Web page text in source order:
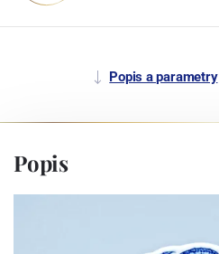
Popis a parametry
Popis